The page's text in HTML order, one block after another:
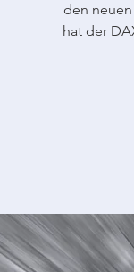
den
hat der